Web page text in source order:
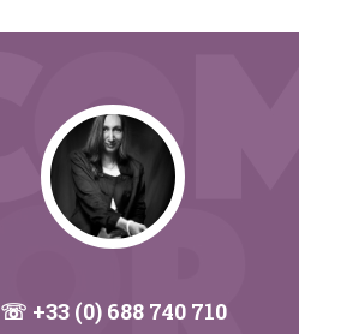
☏ +33 (0) 688 740 710